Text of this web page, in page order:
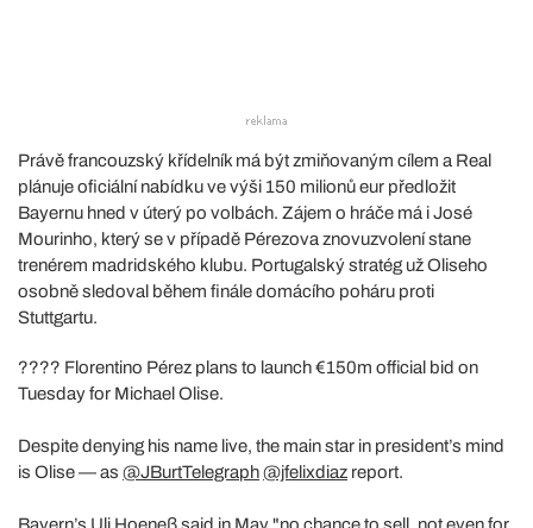
Právě francouzský křídelník má být zmiňovaným cílem a Real
plánuje oficiální nabídku ve výši 150 milionů eur předložit
Bayernu hned v úterý po volbách. Zájem o hráče má i José
Mourinho, který se v případě Pérezova znovuzvolení stane
trenérem madridského klubu. Portugalský stratég už Oliseho
osobně sledoval během finále domácího poháru proti
Stuttgartu.
???? Florentino Pérez plans to launch €150m official bid on
Tuesday for Michael Olise.
Despite denying his name live, the main star in president’s mind
is Olise — as @JBurtTelegraph@jfelixdiaz report.